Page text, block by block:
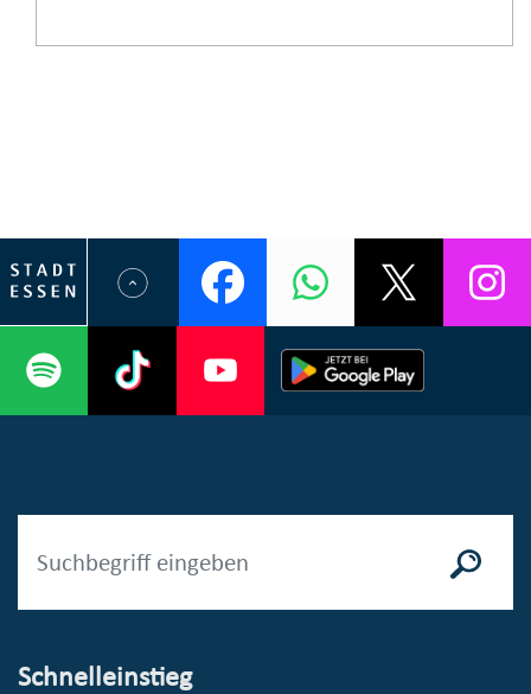
Schnelleinstieg